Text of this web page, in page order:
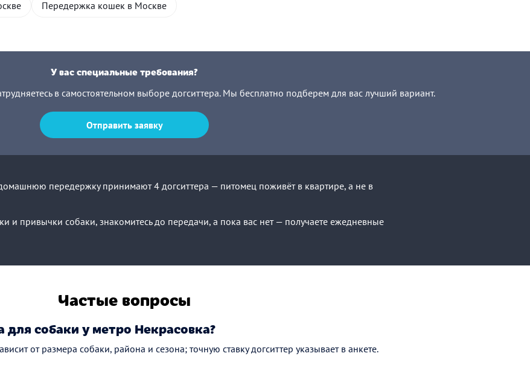
Передержка кошек в Москве
У вас специальные требования?
в самостоятельном выборе догситтера. Мы бесплатно подберем для вас лучший вариант.
Отправить заявку
передержку принимают 4 догситтера — питомец поживёт в квартире, а не в
и привычки собаки, знакомитесь до передачи, а пока вас нет — получаете ежедневные
Частые вопросы
для собаки у метро Некрасовка?
от размера собаки, района и сезона; точную ставку догситтер указывает в анкете.